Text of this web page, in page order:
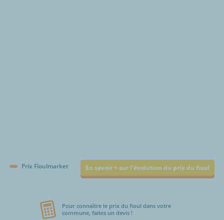
Prix Fioulmarket En savoir + sur l'évolution du prix du fioul
Pour connaître le prix du fioul dans votre
commune, faites un devis !